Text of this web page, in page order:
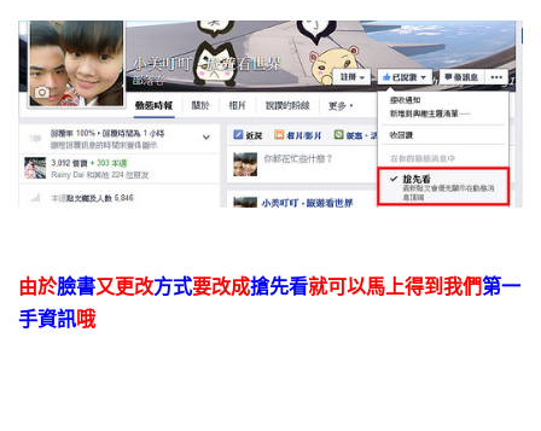
由於臉書又更改方式要改成搶先看就可以馬上得到我們第一
手資訊哦